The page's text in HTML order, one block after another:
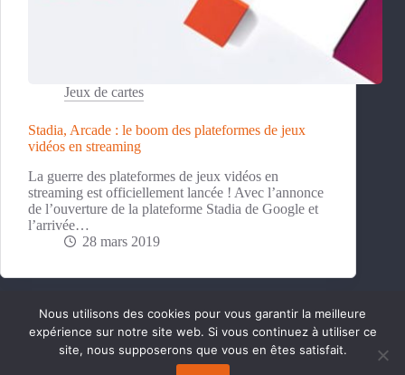
Jeux de cartes
Stadia, Arcade : le boom des plateformes de jeux
vidéos en streaming
La guerre des plateformes de jeux vidéos en
streaming est officiellement lancée ! Avec l’annonce
de l’ouverture de la plateforme Stadia de Google et
l’arrivée…
28 mars 2019
Copyright © 2026 Moi JEUX !
Nous utilisons des cookies pour vous garantir la meilleure
expérience sur notre site web. Si vous continuez à utiliser ce
site, nous supposerons que vous en êtes satisfait.